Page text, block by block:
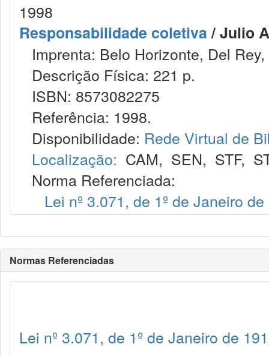
1998
Responsabilidade coletiva/ Julio
Imprenta: Belo Horizonte, Del
Descrição Física: 221 p.
ISBN: 8573082275
Referência: 1998.
Disponibilidade: Rede Virtual de
Localização: CAM, SEN, STF,
Norma Referenciada:
Lei nº 3.071, de 1º de Janeiro
Normas Referenciadas
Lei nº 3.071, de 1º de Janeiro de